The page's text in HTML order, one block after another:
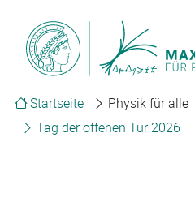
Startseite
Physik für alle
Tag der offenen Tür 2026